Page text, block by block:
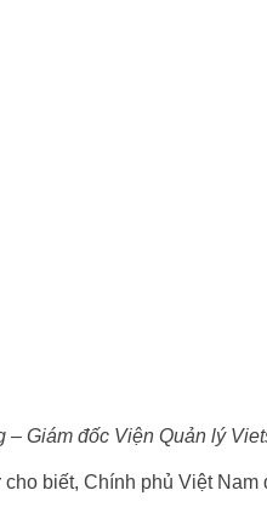
– Giám đốc Viện Quản lý
biết, Chính phủ Việt